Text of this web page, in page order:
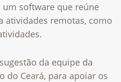
software que reúne
atividades remotas, como
da equipe da
do Ceará, para apoiar os